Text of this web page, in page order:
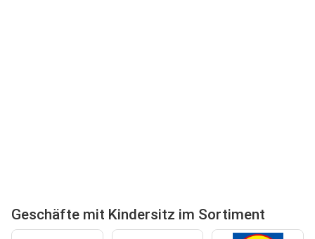
Geschäfte mit Kindersitz im Sortiment